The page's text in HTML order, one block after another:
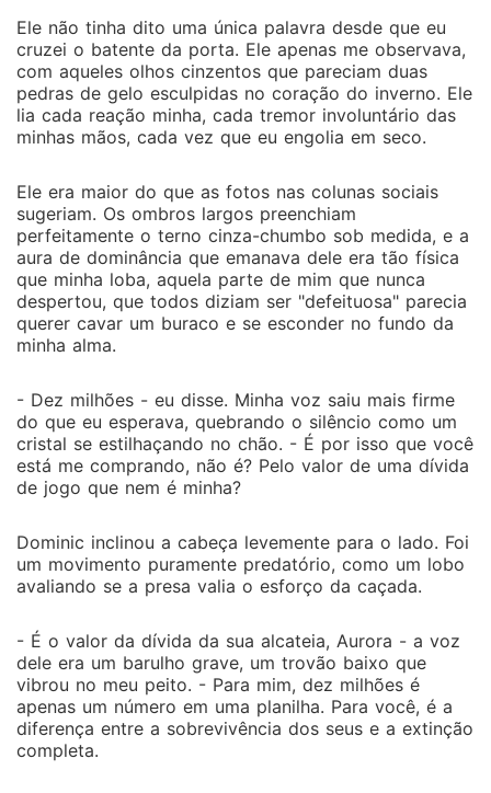
Ele não tinha dito uma única palavra desde que eu
cruzei o batente da porta. Ele apenas me observava,
com aqueles olhos cinzentos que pareciam duas
pedras de gelo esculpidas no coração do inverno. Ele
lia cada reação minha, cada tremor involuntário das
minhas mãos, cada vez que eu engolia em seco.
Ele era maior do que as fotos nas colunas sociais
sugeriam. Os ombros largos preenchiam
perfeitamente o terno cinza-chumbo sob medida, e a
aura de dominância que emanava dele era tão física
que minha loba, aquela parte de mim que nunca
despertou, que todos diziam ser "defeituosa" parecia
querer cavar um buraco e se esconder no fundo da
minha alma.
- Dez milhões - eu disse. Minha voz saiu mais firme
do que eu esperava, quebrando o silêncio como um
cristal se estilhaçando no chão. - É por isso que você
está me comprando, não é? Pelo valor de uma dívida
de jogo que nem é minha?
Dominic inclinou a cabeça levemente para o lado. Foi
um movimento puramente predatório, como um lobo
avaliando se a presa valia o esforço da caçada.
- É o valor da dívida da sua alcateia, Aurora - a voz
dele era um barulho grave, um trovão baixo que
vibrou no meu peito. - Para mim, dez milhões é
apenas um número em uma planilha. Para você, é a
diferença entre a sobrevivência dos seus e a extinção
completa.